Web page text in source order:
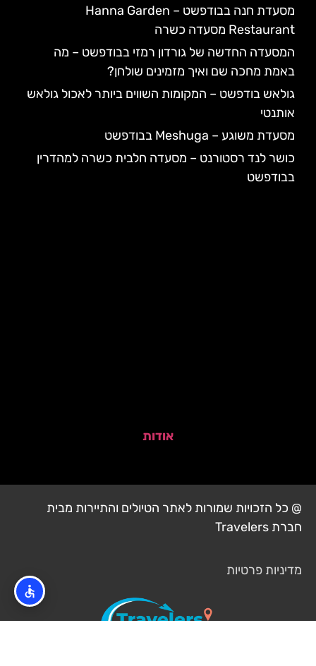
מסעדת חנה בבודפשט – Hanna Garden
Restaurant מסעדה כשרה
המסעדה החדשה של גורדון רמזי בבודפשט – מה
באמת מחכה שם ואיך מזמינים שולחן?
גולאש בודפשט – המקומות השווים ביותר לאכול גולאש
אותנטי
מסעדת משוגע – Meshuga בבודפשט
כושר לנד רסטורנט – מסעדה חלבית כשרה למהדרין
בבודפשט
אודות
@ כל הזכויות שמורות לאתר הטיולים והתיירות מבית
חברת Travelers
מדיניות פרטיות